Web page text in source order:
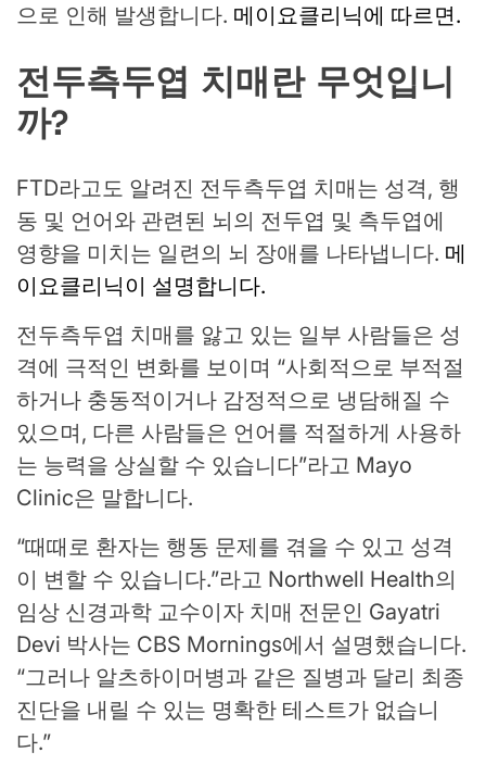
으로 인해 발생합니다. 메이요클리닉에 따르면.
전두측두엽 치매란 무엇입니
까?
FTD라고도 알려진 전두측두엽 치매는 성격, 행
동 및 언어와 관련된 뇌의 전두엽 및 측두엽에
영향을 미치는 일련의 뇌 장애를 나타냅니다. 메
이요클리닉이 설명합니다.
전두측두엽 치매를 앓고 있는 일부 사람들은 성
격에 극적인 변화를 보이며 “사회적으로 부적절
하거나 충동적이거나 감정적으로 냉담해질 수
있으며, 다른 사람들은 언어를 적절하게 사용하
는 능력을 상실할 수 있습니다”라고 Mayo
Clinic은 말합니다.
“때때로 환자는 행동 문제를 겪을 수 있고 성격
이 변할 수 있습니다.”라고 Northwell Health의
임상 신경과학 교수이자 치매 전문인 Gayatri
Devi 박사는 CBS Mornings에서 설명했습니다.
“그러나 알츠하이머병과 같은 질병과 달리 최종
진단을 내릴 수 있는 명확한 테스트가 없습니
다.”